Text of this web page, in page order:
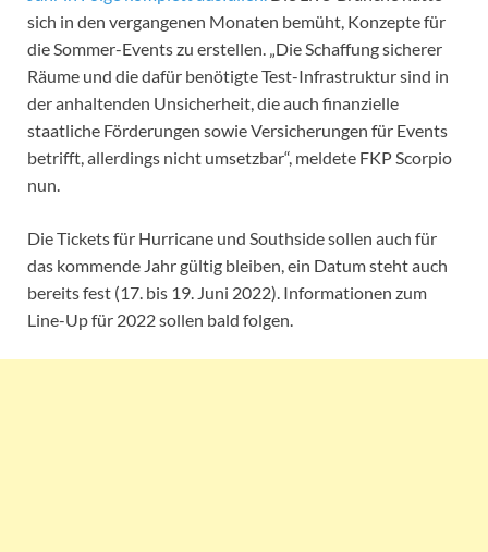
sich in den vergangenen Monaten bemüht, Konzepte für
die Sommer-Events zu erstellen. „Die Schaffung sicherer
Räume und die dafür benötigte Test-Infrastruktur sind in
der anhaltenden Unsicherheit, die auch finanzielle
staatliche Förderungen sowie Versicherungen für Events
betrifft, allerdings nicht umsetzbar“, meldete FKP Scorpio
nun.
Die Tickets für Hurricane und Southside sollen auch für
das kommende Jahr gültig bleiben, ein Datum steht auch
bereits fest (17. bis 19. Juni 2022). Informationen zum
Line-Up für 2022 sollen bald folgen.